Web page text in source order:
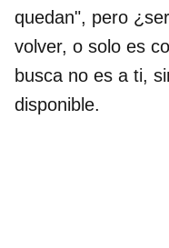
quedan", pero
volver, o solo es
busca no es a ti,
disponible.